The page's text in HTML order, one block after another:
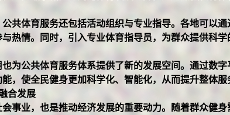
共体育服务还包括活动组织与专业指导。各地可以
热情。同时，引入专业体育指导员，为群众提供科
为公共体育服务体系提供了新的发展空间。通过数
，使全民健身更加科学化、智能化，从而提升整体服
合发展
事业，也是推动经济发展的重要动力。随着群众健